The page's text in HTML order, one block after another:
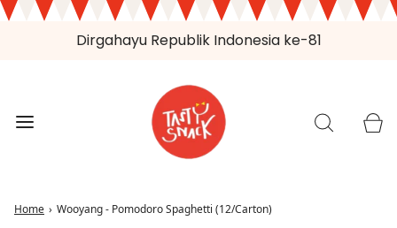
Dirgahayu Republik Indonesia ke-81
Home › Wooyang - Pomodoro Spaghetti (12/Carton)